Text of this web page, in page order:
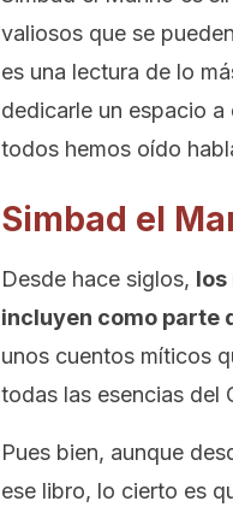
valiosos que se
es una lectura de lo
dedicarle un espacio
todos hemos oído
Simbad el
Desde hace siglos, los
incluyen como parte
unos cuentos míticos
todas las esencias del
Pues bien, aunque
ese libro, lo cierto es